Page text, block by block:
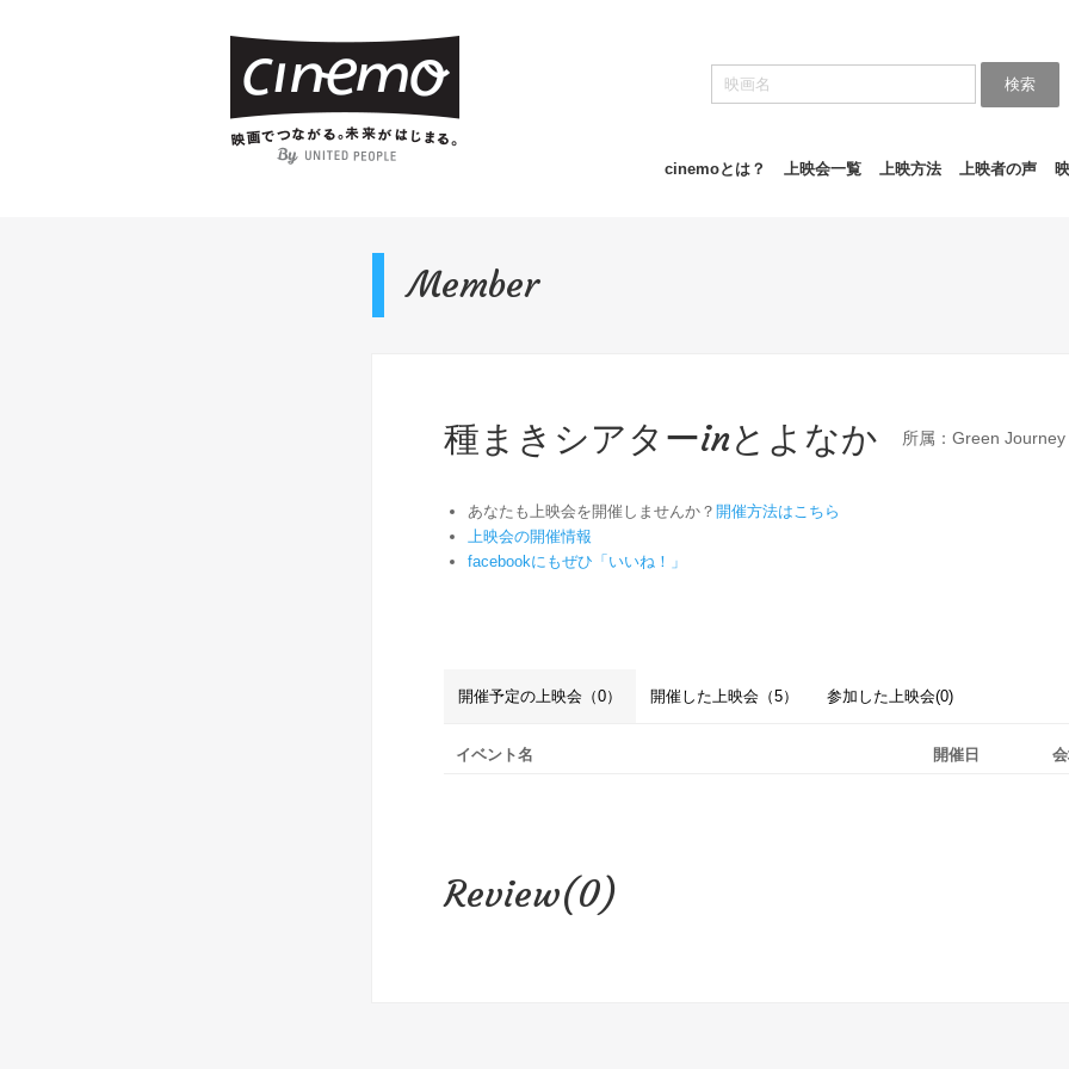
検索
cinemoとは？ 上映会一覧 上映方法 上映者の声
Member
種まきシアターinとよなか 所属：Green Journey
あなたも上映会を開催しませんか？ 開催方法はこちら
上映会の開催情報
facebookにもぜひ「いいね！」
開催予定の上映会（0） 開催した上映会（5） 参加した上映会(0)
イベント名 開催日
Review(0)